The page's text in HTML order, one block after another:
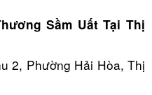
Sầm Uất Tại Thị
2, Phường Hải Hòa, Thị